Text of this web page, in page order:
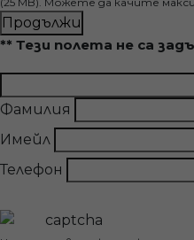
Продължи
** Тези полета не са
Фамилия
Имейл
Телефон